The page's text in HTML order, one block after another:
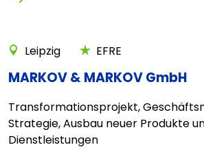
Leipzig EFRE
MARKOV & MARKOV GmbH
Transformationsprojekt,
Strategie, Ausbau neuer Produkte
Dienstleistungen